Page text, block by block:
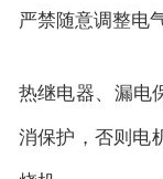
严禁随意调整电
热继电器、漏电
消保护，否则电